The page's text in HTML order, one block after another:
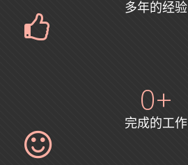
多年的经验
0+
完成的工作